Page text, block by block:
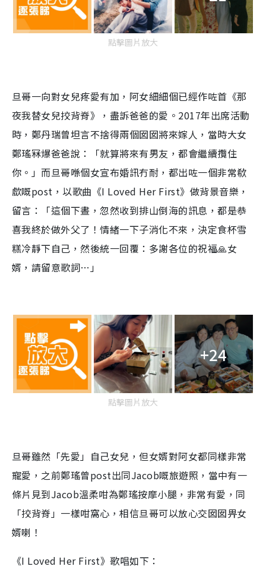
點擊圖片放大
旦哥一向對女兒疼愛有加，阿女細細個已經作咗首《那
夜我替女兒挍背脊》，盡訴爸爸的愛。2017年出席活動
時，鄭丹瑞曾坦言不捨得兩個囡囡將來嫁人，當時大女
鄭瑤冧爆爸爸說：「就算將來有男友，都會繼續攬住
你。」而旦哥喺個女宣布婚訊冇耐，都出咗一個非常欷
歔嘅post，以歌曲《I Loved Her First》做背景音樂，
留言：「這個下晝，忽然收到排山倒海的訊息，都是恭
喜我終於做外父了！情緒一下子消化不來，決定食杯雪
糕冷靜下自己，然後統一回覆：多謝各位的祝福🙏女
婿，請留意歌詞…」
+24
點擊圖片放大
旦哥雖然「先愛」自己女兒，但女婿對阿女都同樣非常
寵愛，之前鄭瑤曾post出同Jacob嘅旅遊照，當中有一
條片見到Jacob溫柔咁為鄭瑤按摩小腿，非常有愛，同
「挍背脊」一樣咁窩心，相信旦哥可以放心交囡囡畀女
婿喇！
《I Loved Her First》歌唱如下：